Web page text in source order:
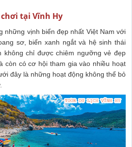
tại Vĩnh Hy
những vịnh biển đẹp nhất Việt Nam với
sơ, biển xanh ngắt và hệ sinh thái
không chỉ được chiêm ngưỡng vẻ đẹp
còn có cơ hội tham gia vào nhiều hoạt
đây là những hoạt động không thể bỏ